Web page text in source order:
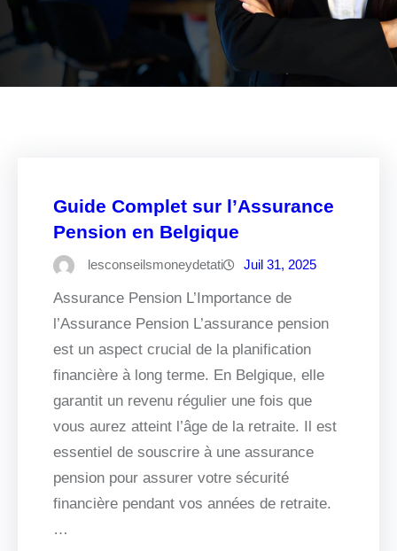
Guide Complet sur l’Assurance
Pension en Belgique
lesconseilsmoneydetati Juil 31, 2025
Assurance Pension L’Importance de
l’Assurance Pension L’assurance pension
est un aspect crucial de la planification
financière à long terme. En Belgique, elle
garantit un revenu régulier une fois que
vous aurez atteint l’âge de la retraite. Il est
essentiel de souscrire à une assurance
pension pour assurer votre sécurité
financière pendant vos années de retraite.
…